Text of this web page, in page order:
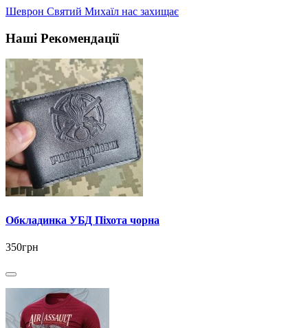
Шеврон Святий Михаїл нас захищає
Наші Рекомендації
Обкладинка УБД Піхота чорна
350грн